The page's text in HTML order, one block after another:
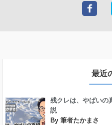
最近
残クレは、やばいの
説
By 筆者たかまさ